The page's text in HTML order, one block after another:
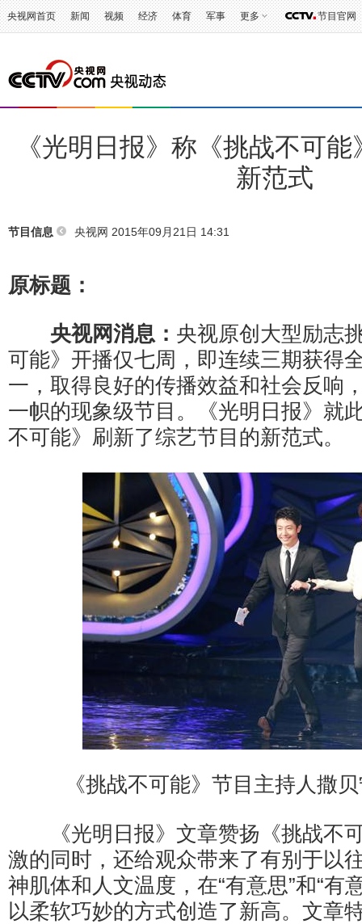
央视网首页 新闻 视频 经济 体育 军事 更多 节目官网
《光明日报》称《挑战不可
新范式
节目信息 央视网 2015年09月21日 14:31
原标题：
央视网消息： 央视原创大型励志
可能》开播仅七周，即连续三期获得
一，取得良好的传播效益和社会反响
一帜的现象级节目。《光明日报》就
不可能》刷新了综艺节目的新范
《挑战不可能》节目主持人撒
《光明日报》文章赞扬《挑战不
激的同时，还给观众带来了有别于以
神肌体和人文温度，在“有意思”和“有
以柔软巧妙的方式创造了新高。文章